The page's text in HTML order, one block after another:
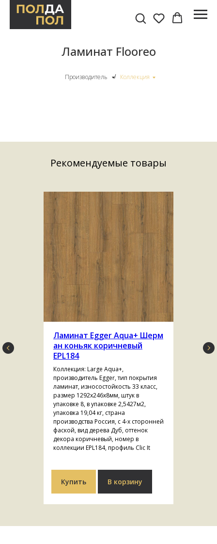
Ламинат Flooreo
Производитель / Коллекция
Рекомендуемые товары
Ламинат Egger Aqua+ Шерм
ан коньяк коричневый
EPL184
Коллекция: Large Aqua+,
производитель Egger, тип покрытия
ламинат, износостойкость 33 класс,
размер 1292х246х8мм, штук в
упаковке 8, в упаковке 2,5427м2,
упаковка 19,04 кг, страна
производства Россия, с 4-х сторонней
фаской, вид дерева Дуб, оттенок
декора коричневый, номер в
коллекции EPL184, профиль Clic It
Купить В корзину